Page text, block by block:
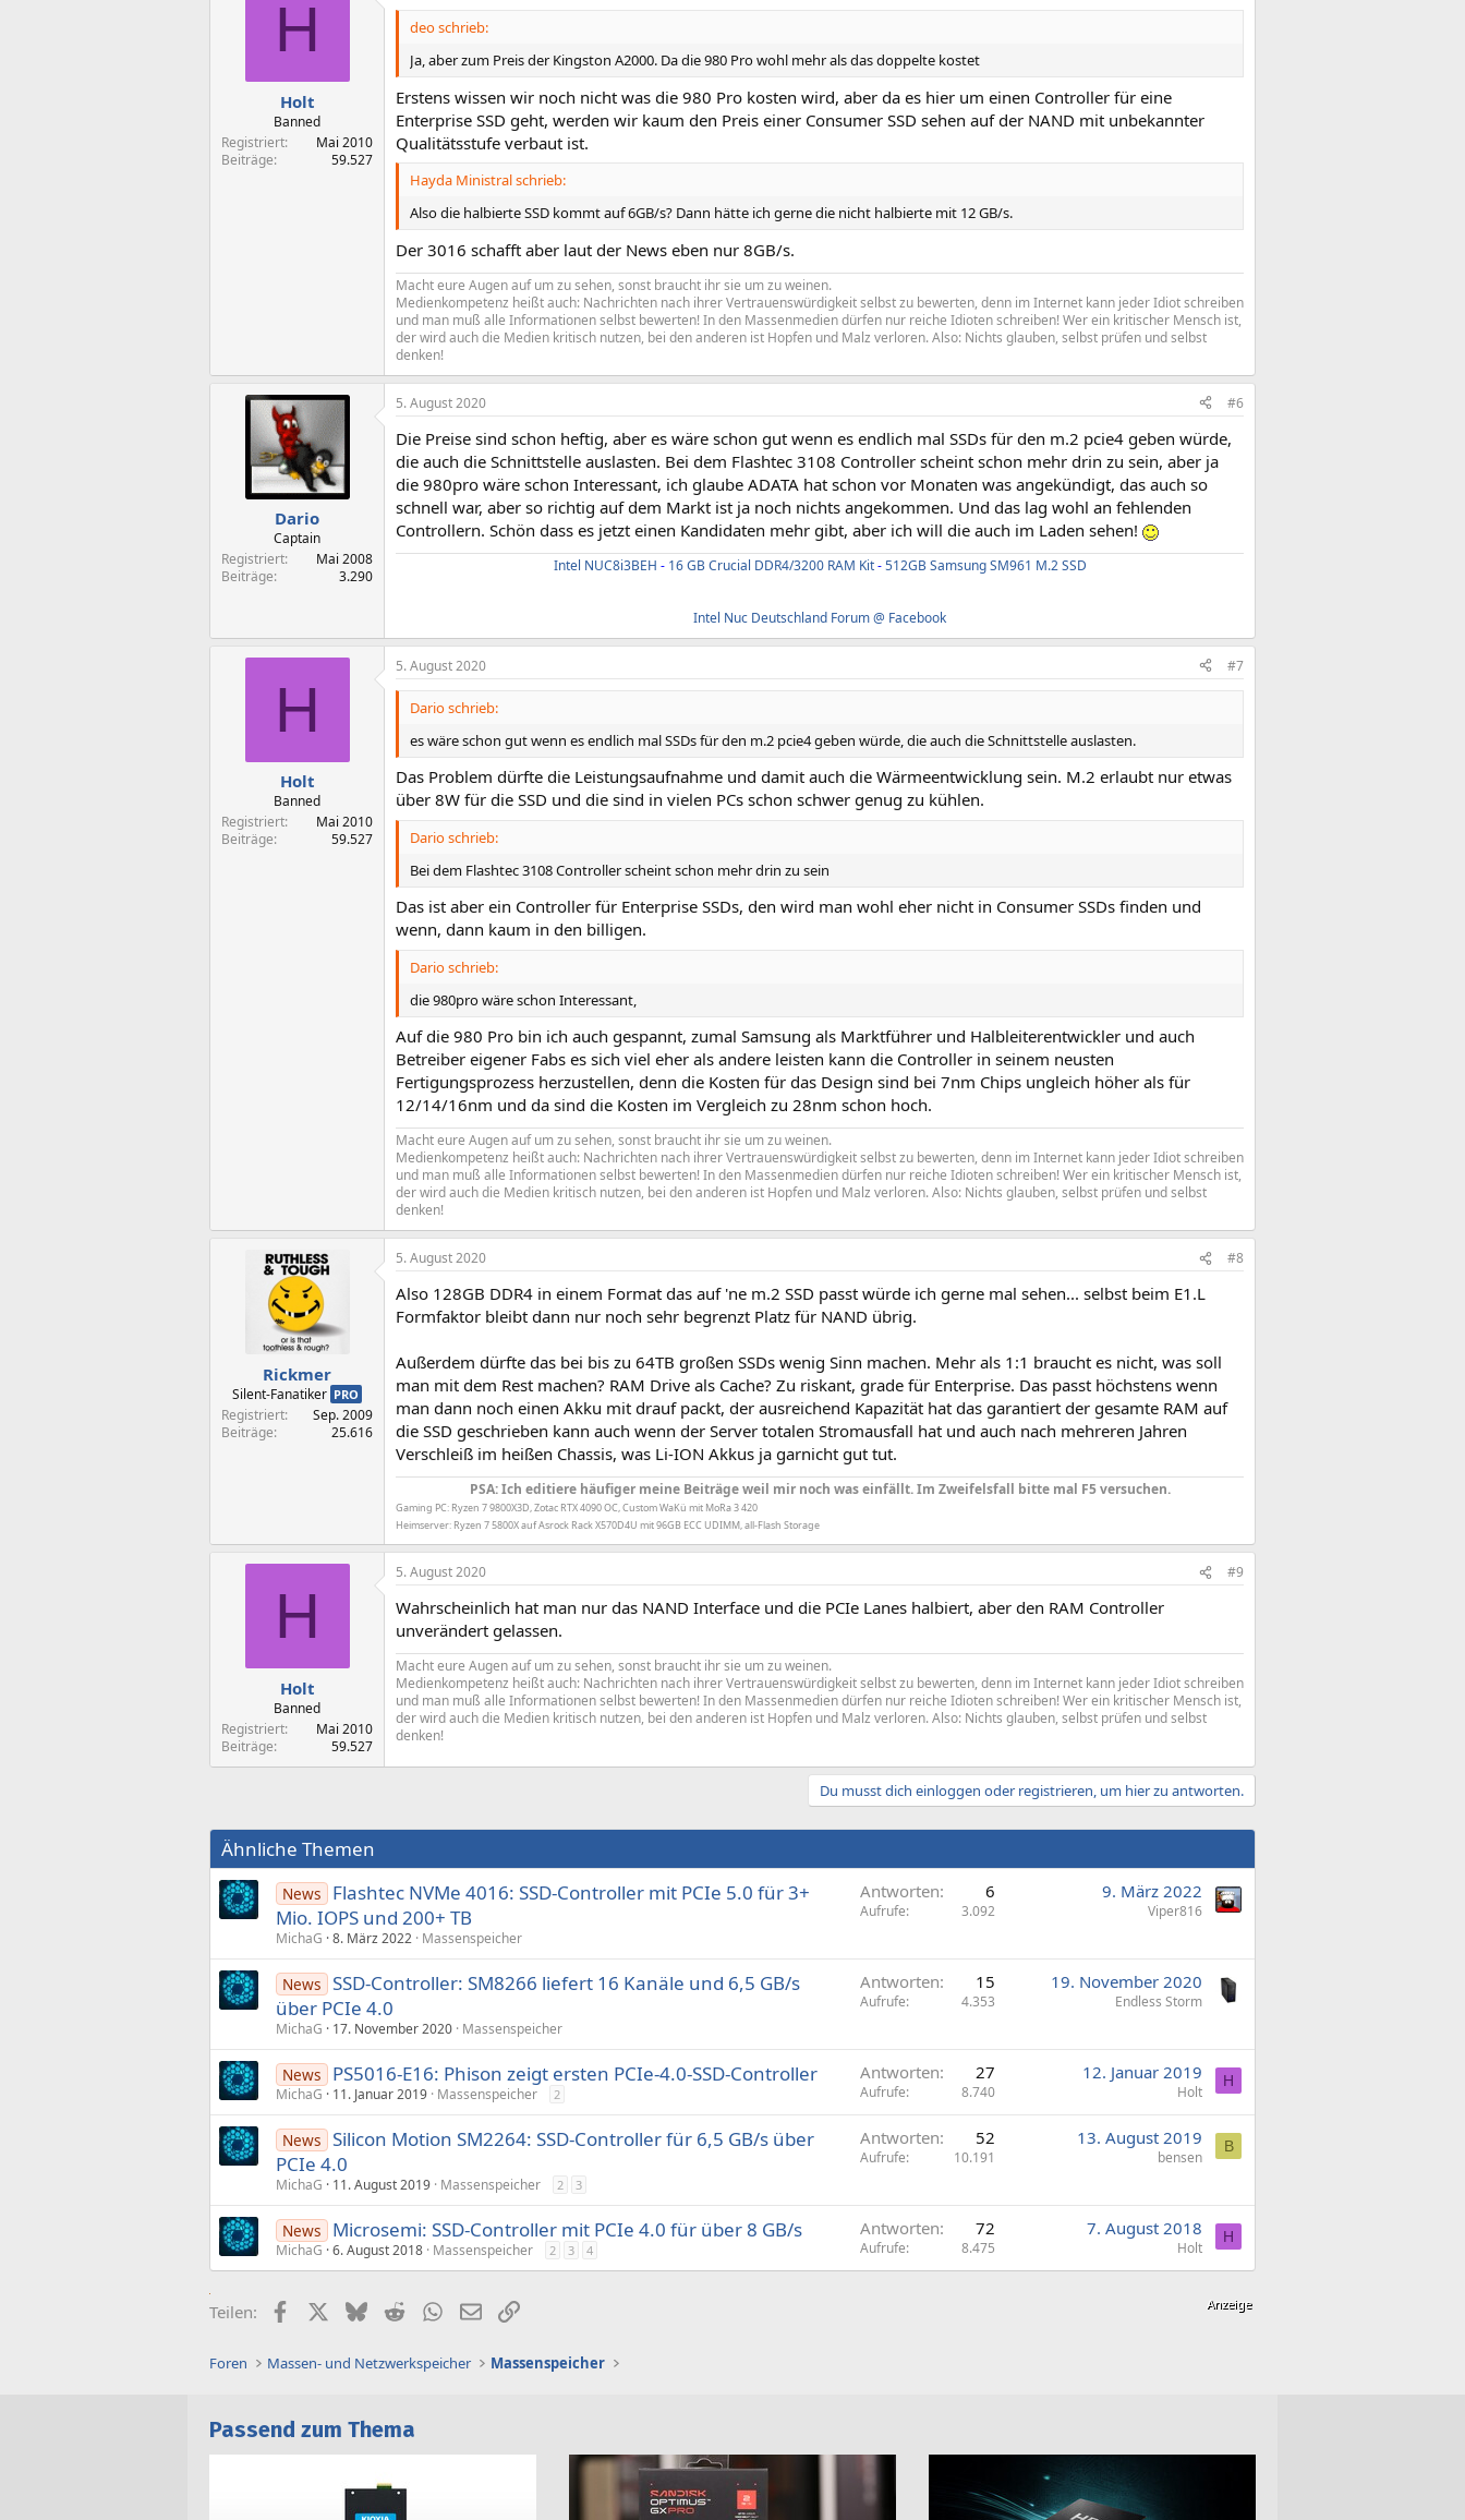
H
Holt
Banned
Registriert
Mai 2010
Beiträge
59.527
deo schrieb:
Ja, aber zum Preis der Kingston A2000. Da die 980 Pro wohl mehr als das doppelte kostet
Erstens wissen wir noch nicht was die 980 Pro kosten wird, aber da es hier um einen Controller für eine
Enterprise SSD geht, werden wir kaum den Preis einer Consumer SSD sehen auf der NAND mit unbekannter
Qualitätsstufe verbaut ist.
Hayda Ministral schrieb:
Also die halbierte SSD kommt auf 6GB/s? Dann hätte ich gerne die nicht halbierte mit 12 GB/s.
Der 3016 schafft aber laut der News eben nur 8GB/s.
Macht eure Augen auf um zu sehen, sonst braucht ihr sie um zu weinen.
Medienkompetenz heißt auch: Nachrichten nach ihrer Vertrauenswürdigkeit selbst zu bewerten, denn im Internet kann jeder Idiot schreiben
und man muß alle Informationen selbst bewerten! In den Massenmedien dürfen nur reiche Idioten schreiben! Wer ein kritischer Mensch ist,
der wird auch die Medien kritisch nutzen, bei den anderen ist Hopfen und Malz verloren. Also: Nichts glauben, selbst prüfen und selbst
denken!
Dario
Captain
Registriert
Mai 2008
Beiträge
3.290
5. August 2020 #6
Die Preise sind schon heftig, aber es wäre schon gut wenn es endlich mal SSDs für den m.2 pcie4 geben würde,
die auch die Schnittstelle auslasten. Bei dem Flashtec 3108 Controller scheint schon mehr drin zu sein, aber ja
die 980pro wäre schon Interessant, ich glaube ADATA hat schon vor Monaten was angekündigt, das auch so
schnell war, aber so richtig auf dem Markt ist ja noch nichts angekommen. Und das lag wohl an fehlenden
Controllern. Schön dass es jetzt einen Kandidaten mehr gibt, aber ich will die auch im Laden sehen!
Intel NUC8i3BEH - 16 GB Crucial DDR4/3200 RAM Kit-512GB Samsung SM961 M.2 SSD
Intel Nuc Deutschland Forum @ Facebook
H
Holt
Banned
Registriert
Mai 2010
Beiträge
59.527
5. August 2020 #7
Dario schrieb:
es wäre schon gut wenn es endlich mal SSDs für den m.2 pcie4 geben würde, die auch die Schnittstelle auslasten.
Das Problem dürfte die Leistungsaufnahme und damit auch die Wärmeentwicklung sein. M.2 erlaubt nur etwas
über 8W für die SSD und die sind in vielen PCs schon schwer genug zu kühlen.
Dario schrieb:
Bei dem Flashtec 3108 Controller scheint schon mehr drin zu sein
Das ist aber ein Controller für Enterprise SSDs, den wird man wohl eher nicht in Consumer SSDs finden und
wenn, dann kaum in den billigen.
Dario schrieb:
die 980pro wäre schon Interessant,
Auf die 980 Pro bin ich auch gespannt, zumal Samsung als Marktführer und Halbleiterentwickler und auch
Betreiber eigener Fabs es sich viel eher als andere leisten kann die Controller in seinem neusten
Fertigungsprozess herzustellen, denn die Kosten für das Design sind bei 7nm Chips ungleich höher als für
12/14/16nm und da sind die Kosten im Vergleich zu 28nm schon hoch.
Macht eure Augen auf um zu sehen, sonst braucht ihr sie um zu weinen.
Medienkompetenz heißt auch: Nachrichten nach ihrer Vertrauenswürdigkeit selbst zu bewerten, denn im Internet kann jeder Idiot schreiben
und man muß alle Informationen selbst bewerten! In den Massenmedien dürfen nur reiche Idioten schreiben! Wer ein kritischer Mensch ist,
der wird auch die Medien kritisch nutzen, bei den anderen ist Hopfen und Malz verloren. Also: Nichts glauben, selbst prüfen und selbst
denken!
Rickmer
Silent-Fanatiker PRO
Registriert
Sep. 2009
Beiträge
25.616
5. August 2020 #8
Also 128GB DDR4 in einem Format das auf 'ne m.2 SSD passt würde ich gerne mal sehen... selbst beim E1.L
Formfaktor bleibt dann nur noch sehr begrenzt Platz für NAND übrig.
Außerdem dürfte das bei bis zu 64TB großen SSDs wenig Sinn machen. Mehr als 1:1 braucht es nicht, was soll
man mit dem Rest machen? RAM Drive als Cache? Zu riskant, grade für Enterprise. Das passt höchstens wenn
man dann noch einen Akku mit drauf packt, der ausreichend Kapazität hat das garantiert der gesamte RAM auf
die SSD geschrieben kann auch wenn der Server totalen Stromausfall hat und auch nach mehreren Jahren
Verschleiß im heißen Chassis, was Li-ION Akkus ja garnicht gut tut.
PSA: Ich editiere häufiger meine Beiträge weil mir noch was einfällt. Im Zweifelsfall bitte mal F5 versuchen.
Gaming PC: Ryzen 7 9800X3D, Zotac RTX 4090 OC, Custom WaKü mit MoRa 3 420
Heimserver: Ryzen 7 5800X auf Asrock Rack X570D4U mit 96GB ECC UDIMM, all-Flash Storage
H
Holt
Banned
Registriert
Mai 2010
Beiträge
59.527
5. August 2020 #9
Wahrscheinlich hat man nur das NAND Interface und die PCIe Lanes halbiert, aber den RAM Controller
unverändert gelassen.
Macht eure Augen auf um zu sehen, sonst braucht ihr sie um zu weinen.
Medienkompetenz heißt auch: Nachrichten nach ihrer Vertrauenswürdigkeit selbst zu bewerten, denn im Internet kann jeder Idiot schreiben
und man muß alle Informationen selbst bewerten! In den Massenmedien dürfen nur reiche Idioten schreiben! Wer ein kritischer Mensch ist,
der wird auch die Medien kritisch nutzen, bei den anderen ist Hopfen und Malz verloren. Also: Nichts glauben, selbst prüfen und selbst
denken!
Du musst dich einloggen oder registrieren, um hier zu antworten.
Ähnliche Themen
News
Flashtec NVMe 4016: SSD-Controller mit PCIe 5.0 für 3+
Mio. IOPS und 200+ TB
MichaG 8. März 2022 Massenspeicher
Antworten 6
Aufrufe 3.092
9. März 2022
Viper816
News SSD-Controller: SM8266 liefert 16 Kanäle und 6,5 GB/s
über PCIe 4.0
MichaG 17. November 2020 Massenspeicher
Antworten 15
Aufrufe 4.353
19. November 2020
Endless Storm
News PS5016-E16: Phison zeigt ersten PCIe-4.0-SSD-Controller
MichaG 11. Januar 2019 Massenspeicher 2
Antworten 27
Aufrufe 8.740
12. Januar 2019
Holt
H
News Silicon Motion SM2264: SSD-Controller für 6,5 GB/s über
PCIe 4.0
MichaG 11. August 2019 Massenspeicher 2 3
Antworten 52
Aufrufe 10.191
13. August 2019
bensen
B
News Microsemi: SSD-Controller mit PCIe 4.0 für über 8 GB/s
MichaG 6. August 2018 Massenspeicher 2 3 4
Antworten 72
Aufrufe 8.475
7. August 2018
Holt
H
Teilen: FacebookX (Twitter)
BlueskyRedditWhatsApp
E-MailLink
Foren Massen- und Netzwerkspeicher Massenspeicher
Passend zum Thema